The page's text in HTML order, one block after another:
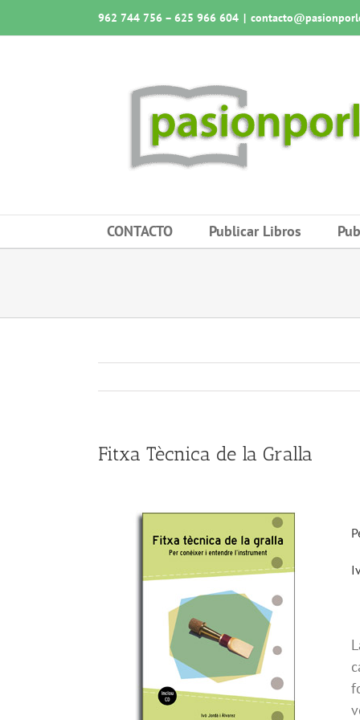
al
962 744 756 – 625 966 604 |
CONTACTO Publicar Libros
Fitxa Tècnica de la Gralla